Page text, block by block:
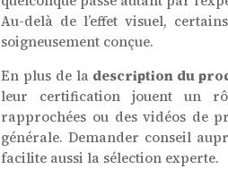
Au-delà de l’effet visuel,
soigneusement conçue.
En plus de la description du
leur certification jouent un
rapprochées ou des vidéos de
générale. Demander conseil
facilite aussi la sélection experte.